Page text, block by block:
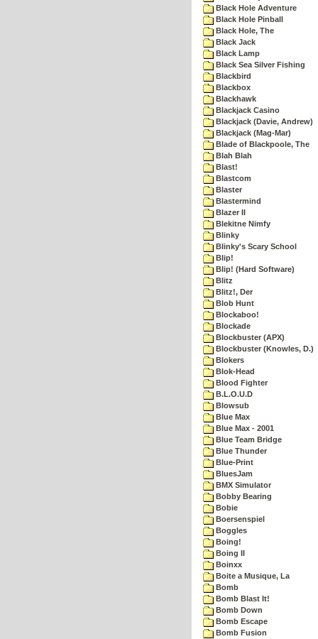
Black Hole Adventure
Black Hole Pinball
Black Hole, The
Black Jack
Black Lamp
Black Sea Silver Fishing
Blackbird
Blackbox
Blackhawk
Blackjack Casino
Blackjack (Davie, Andrew)
Blackjack (Mag-Mar)
Blade of Blackpoole, The
Blah Blah
Blast!
Blastcom
Blaster
Blastermind
Blazer II
Blekitne Nimfy
Blinky
Blinky's Scary School
Blip!
Blip! (Hard Software)
Blitz
Blitz!, Der
Blob Hunt
Blockaboo!
Blockade
Blockbuster (APX)
Blockbuster (Knowles, D.)
Blokers
Blok-Head
Blood Fighter
B.L.O.U.D
Blowsub
Blue Max
Blue Max - 2001
Blue Team Bridge
Blue Thunder
Blue-Print
BluesJam
BMX Simulator
Bobby Bearing
Bobie
Boersenspiel
Boggles
Boing!
Boing II
Boinxx
Boite a Musique, La
Bomb
Bomb Blast It!
Bomb Down
Bomb Escape
Bomb Fusion